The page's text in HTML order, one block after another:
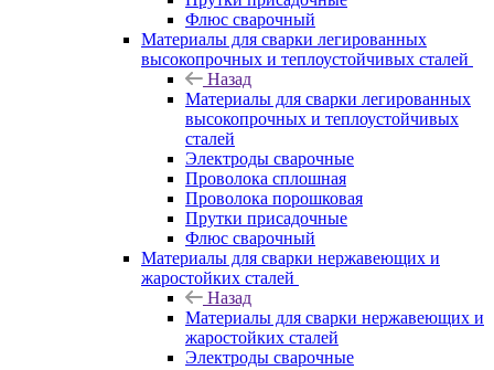
Флюс сварочный
Материалы для сварки легированных
высокопрочных и теплоустойчивых сталей
Назад
Материалы для сварки легированных
высокопрочных и теплоустойчивых
сталей
Электроды сварочные
Проволока сплошная
Проволока порошковая
Прутки присадочные
Флюс сварочный
Материалы для сварки нержавеющих и
жаростойких сталей
Назад
Материалы для сварки нержавеющих и
жаростойких сталей
Электроды сварочные